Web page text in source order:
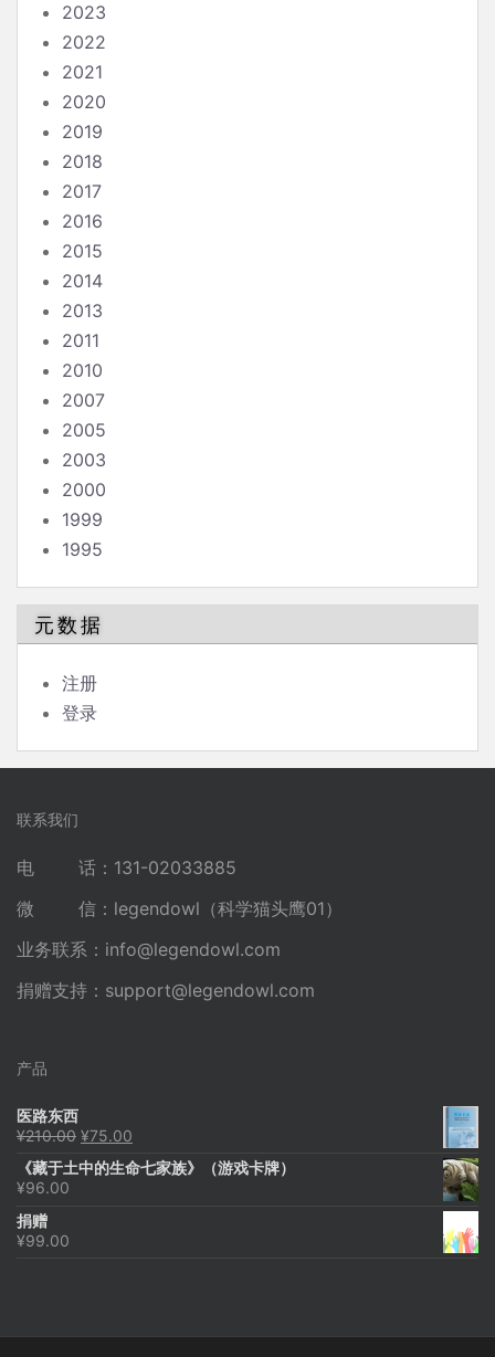
2023
2022
2021
2020
2019
2018
2017
2016
2015
2014
2013
2011
2010
2007
2005
2003
2000
1999
1995
元数据
注册
登录
联系我们
电 话：131-02033885
微 信：legendowl（科学猫头鹰01）
业务联系： info@legendowl.com
捐赠支持： support@legendowl.com
产品
医路东西
¥210.00 原
为：
¥75.00
价
《藏于土中的生命七家族》（游戏卡牌）
¥96.00
捐赠
¥99.00